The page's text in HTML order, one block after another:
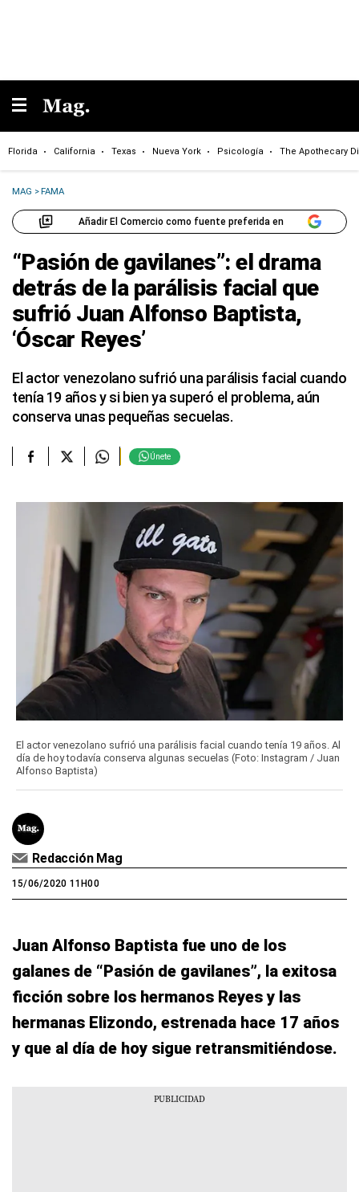
Florida California Texas Nueva York Psicología The Apothecary
MAG >FAMA
Añadir El Comercio como fuente preferida en
“Pasión de gavilanes”: el drama
detrás de la parálisis facial que
sufrió Juan Alfonso Baptista,
‘Óscar Reyes’
El actor venezolano sufrió una parálisis facial cuando
tenía 19 años y si bien ya superó el problema, aún
conserva unas pequeñas secuelas.
Únete
El actor venezolano sufrió una parálisis facial cuando tenía 19 años. Al
día de hoy todavía conserva algunas secuelas (Foto: Instagram / Juan
Alfonso Baptista)
Redacción Mag
15/06/2020 11H00
Juan Alfonso Baptista fue uno de los
galanes de “Pasión de gavilanes”, la exitosa
ficción sobre los hermanos Reyes y las
hermanas Elizondo, estrenada hace 17 años
y que al día de hoy sigue retransmitiéndose.